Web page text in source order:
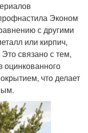
Эконом
с другими
или кирпич,
связано с тем,
оцинкованного
что делает